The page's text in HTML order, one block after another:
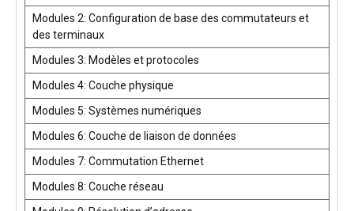
Modules 2: Configuration de base des commutateurs et
des terminaux
Modules 3: Modèles et protocoles
Modules 4: Couche physique
Modules 5: Systèmes numériques
Modules 6: Couche de liaison de données
Modules 7: Commutation Ethernet
Modules 8: Couche réseau